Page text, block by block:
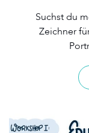
Suchst du
Zeichner